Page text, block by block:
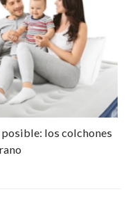
los colchones